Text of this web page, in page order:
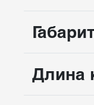
Длина